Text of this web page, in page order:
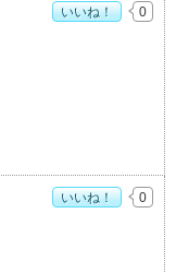
いいね！ 0
いいね！ 0